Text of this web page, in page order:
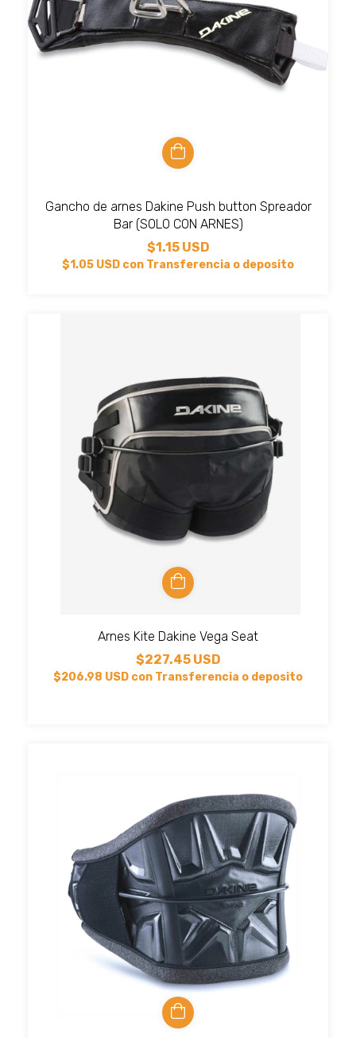
Gancho de arnes Dakine Push button Spreador
Bar (SOLO CON ARNES)
$1.15 USD
$1.05 USD con Transferencia o deposito
Arnes Kite Dakine Vega Seat
$227.45 USD
$206.98 USD con Transferencia o deposito